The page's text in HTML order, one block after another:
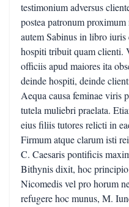
testimonium adversus
postea patronum
autem Sabinus in libro
hospiti tribuit quam clienti.
officiis apud maiores ita
deinde hospiti, deinde
Aequa causa feminae viris
tutela muliebri praelata.
eius filiis tutores relicti in
Firmum atque clarum isti
C. Caesaris pontificis
Bithynis dixit, hoc
Nicomedis vel pro horum
refugere hoc munus, M.